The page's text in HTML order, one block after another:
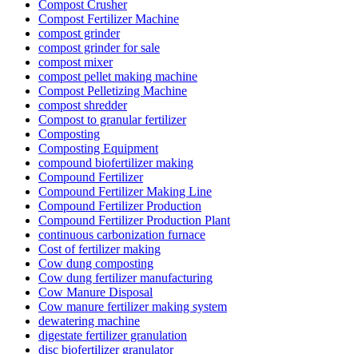
Compost Crusher
Compost Fertilizer Machine
compost grinder
compost grinder for sale
compost mixer
compost pellet making machine
Compost Pelletizing Machine
compost shredder
Compost to granular fertilizer
Composting
Composting Equipment
compound biofertilizer making
Compound Fertilizer
Compound Fertilizer Making Line
Compound Fertilizer Production
Compound Fertilizer Production Plant
continuous carbonization furnace
Cost of fertilizer making
Cow dung composting
Cow dung fertilizer manufacturing
Cow Manure Disposal
Cow manure fertilizer making system
dewatering machine
digestate fertilizer granulation
disc biofertilizer granulator